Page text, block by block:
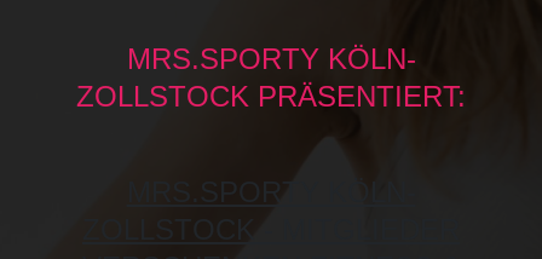
MRS.SPORTY KÖLN-
ZOLLSTOCK PRÄSENTIERT:
MRS.SPORTY KÖLN-